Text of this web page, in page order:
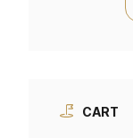
CART